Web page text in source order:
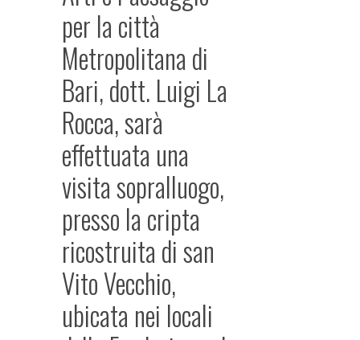
per la città
Metropolitana di
Bari, dott. Luigi La
Rocca, sarà
effettuata una
visita sopralluogo,
presso la cripta
ricostruita di san
Vito Vecchio,
ubicata nei locali